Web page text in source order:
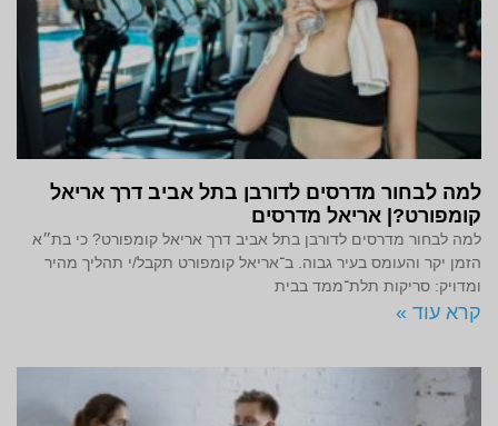
למה לבחור מדרסים לדורבן בתל אביב דרך אריאל
קומפורט?| אריאל מדרסים
למה לבחור מדרסים לדורבן בתל אביב דרך אריאל קומפורט? כי בת״א
הזמן יקר והעומס בעיר גבוה. ב־אריאל קומפורט תקבל/י תהליך מהיר
ומדויק: סריקות תלת־ממד בבית
קרא עוד »